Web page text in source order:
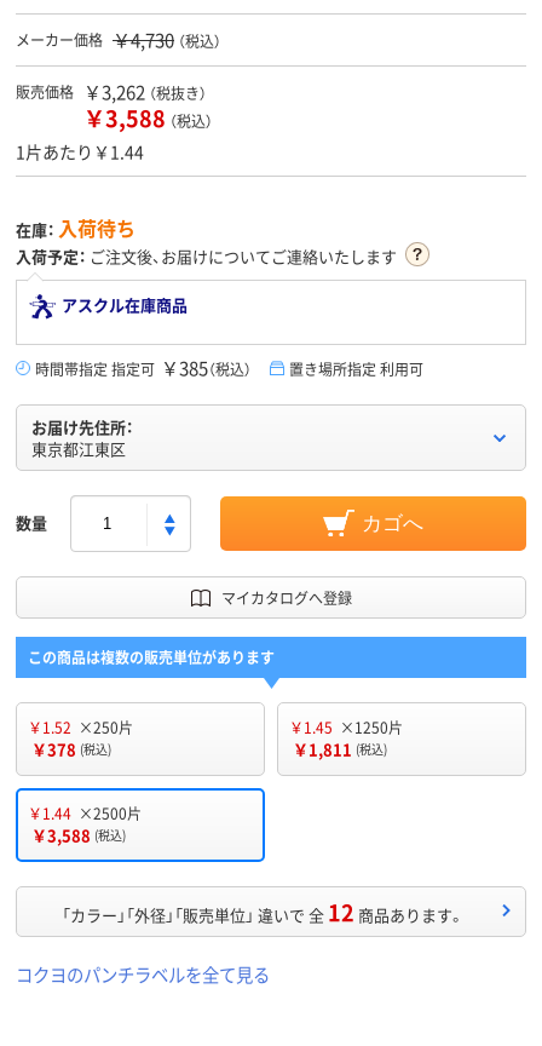
メーカー価格 ￥4,730 （税込）
販売価格 ￥3,262 （税抜き）
￥3,588 （税込）
1片あたり￥1.44
在庫： 入荷待ち
入荷予定： ご注文後、お届けについてご連絡いたします
アスクル在庫商品
時間帯指定 指定可 ￥385（税込） 置き場所指定 利用可
お届け先住所：
東京都江東区
数量 カゴへ
マイカタログへ登録
この商品は複数の販売単位があります
￥1.52 ×250片
￥378 (税込)
￥1.45 ×1250片
￥1,811 (税込)
￥1.44 ×2500片
￥3,588 (税込)
「カラー」「外径」「販売単位」 違いで 全 12 商品あります。
コクヨのパンチラベルを全て見る